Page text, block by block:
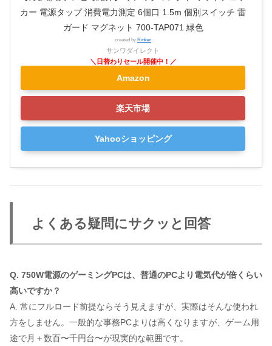
カー 電源タップ 消費電力測定 6個口 1.5m 個別スイッチ 雷
ガード マグネット 700-TAP071 緑色
created by Rinker
サンワダイレクト
Amazon
楽天市場
Yahooショッピング
よくある疑問にサクッと回答
Q. 750W電源のゲーミングPCは、普通のPCより電気代が倍くらい
高いですか？
A. 常にフルロード前提ならそう見えますが、実際はそんな使われ
方をしません。一般的な事務PCよりは高くなりますが、ゲーム用
途で月＋数百〜千円台〜が現実的な範囲です。